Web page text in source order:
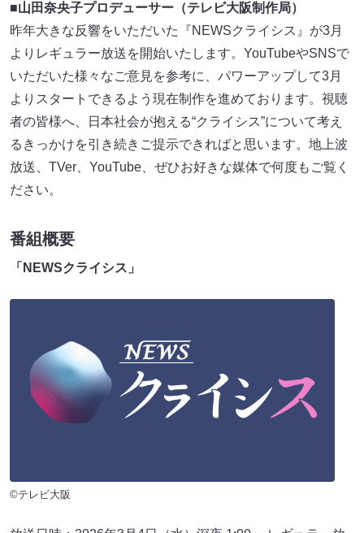
■山田奈央子プロデューサー（テレビ大阪制作局）
昨年大きな反響をいただいた『NEWSクライシス』が3月
よりレギュラー放送を開始いたします。YouTubeやSNSで
いただいた様々なご意見を参考に、パワーアップして3月
よりスタートできるよう現在制作を進めております。視聴
者の皆様へ、日本社会が抱える“クライシス”について考え
るきっかけを引き続きご提示できればと思います。地上波
放送、TVer、YouTube、ぜひお好きな媒体で何度もご覧く
ださい。
番組概要
「NEWSクライシス」
©テレビ大阪